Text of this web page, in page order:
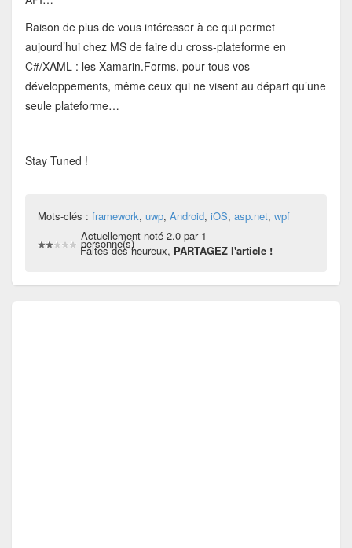
Raison de plus de vous intéresser à ce qui permet
aujourd’hui chez MS de faire du cross-plateforme en
C#/XAML : les Xamarin.Forms, pour tous vos
développements, même ceux qui ne visent au départ qu’une
seule plateforme…
Stay Tuned !
Mots-clés : framework, uwp, Android, iOS, asp.net, wpf
Actuellement noté 2.0 par 1
personne(s)
Faites des heureux, PARTAGEZ l'article !